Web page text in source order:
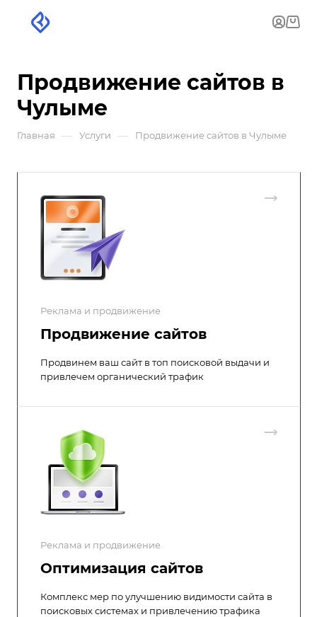
Продвижение сайтов в
Чулыме
Главная — Услуги — Продвижение сайтов в Чулыме
Реклама и продвижение
Продвижение сайтов
Продвинем ваш сайт в топ поисковой выдачи и
привлечем органический трафик
Реклама и продвижение
Оптимизация сайтов
Комплекс мер по улучшению видимости сайта в
поисковых системах и привлечению трафика